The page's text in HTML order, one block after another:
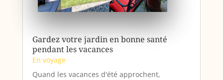
Gardez votre jardin en bonne santé
pendant les vacances
En voyage
Quand les vacances d'été approchent,